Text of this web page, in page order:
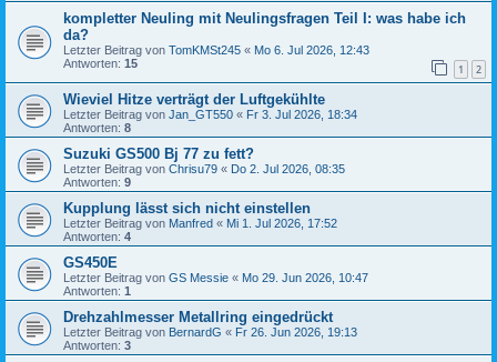
kompletter Neuling mit Neulingsfragen Teil I: was habe ich
da?
Letzter Beitrag von TomKMSt245 « Mo 6. Jul 2026, 12:43
Antworten: 15 1 2
Wieviel Hitze verträgt der Luftgekühlte
Letzter Beitrag von Jan_GT550 « Fr 3. Jul 2026, 18:34
Antworten: 8
Suzuki GS500 Bj 77 zu fett?
Letzter Beitrag von Chrisu79 « Do 2. Jul 2026, 08:35
Antworten: 9
Kupplung lässt sich nicht einstellen
Letzter Beitrag von Manfred « Mi 1. Jul 2026, 17:52
Antworten: 4
GS450E
Letzter Beitrag von GS Messie « Mo 29. Jun 2026, 10:47
Antworten: 1
Drehzahlmesser Metallring eingedrückt
Letzter Beitrag von BernardG « Fr 26. Jun 2026, 19:13
Antworten: 3